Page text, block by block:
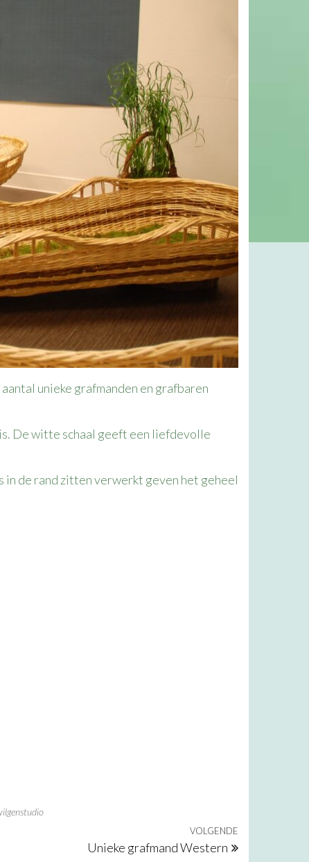
unieke grafmanden en grafbaren
De witte schaal geeft een liefdevolle
in de rand zitten verwerkt geven het geheel
VOLGENDE
Unieke grafmand Western